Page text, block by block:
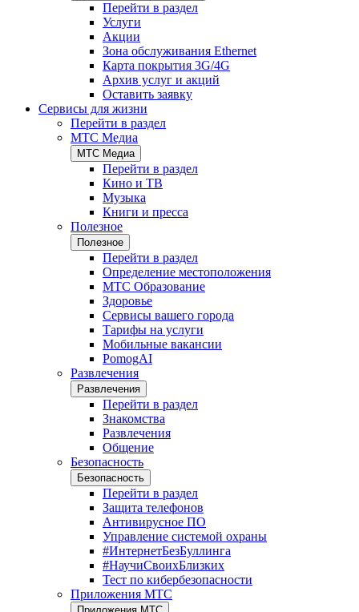
Перейти в раздел
Услуги
Акции
Зона обслуживания Ethernet
Карта покрытия 3G/4G
Архив услуг и акций
Оставить заявку
Сервисы для жизни
Перейти в раздел
МТС Медиа
МТС Медиа
Перейти в раздел
Кино и ТВ
Музыка
Книги и пресса
Полезное
Полезное
Перейти в раздел
Определение местоположения
МТС Образование
Здоровье
Сервисы вашего города
Тарифы на услуги
Мобильные вакансии
PomogAI
Развлечения
Развлечения
Перейти в раздел
Знакомства
Развлечения
Общение
Безопасность
Безопасность
Перейти в раздел
Защита телефонов
Антивирусное ПО
Управление системой охраны
#ИнтернетБезБуллинга
#НаучиСвоихБлизких
Тест по кибербезопасности
Приложения МТС